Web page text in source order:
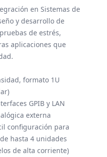
en Sistemas de
y desarrollo de
de estrés,
aplicaciones que
formato 1U
GPIB y LAN
externa
configuración para
hasta 4 unidades
de alta corriente)